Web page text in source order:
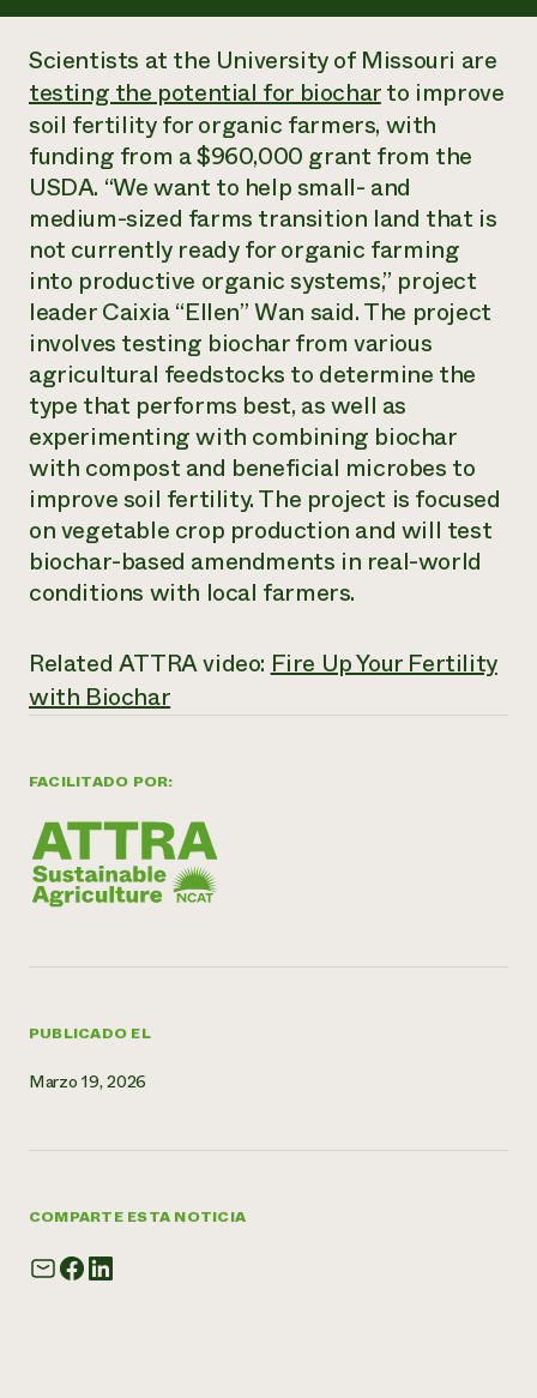
Informes anuales y financieros
Informe de
impacto 2024
LEER EL INFORME
Latinos en la agricultura
Sistemas alimentarios locales
Agricultura urbana
Las mujeres en la agricultura
Evento anual de reciclaje de productos electrónicos
Programa de descuentos de NorthWestern Energy
Servicios energéticos comerciales
Servicios energéticos residenciales
LIHEAP
Centro de intercambio de información AgriSolar
Blog
Podcasts
Publicaciones
Cursos cortos
Vídeos
Oportunidades de financiación
Noticias
Internship Hub
Buscar prácticas
Contratar a un becario
Llame a la
directa de
Donar
Boletín
Consultas de los medios de comunicación
Todos
contribuyen a la
resiliencia de la
comunidad.
DONAR AHORA
FACILITADO POR:
PUBLICADO EL
Marzo 19, 2026
COMPARTE ESTA NOTICIA
Scientists at the University of Missouri are
testing the potential for biocharto improve
soil fertility for organic farmers, with
funding from a $960,000 grant from the
USDA. “We want to help small- and
medium-sized farms transition land that is
not currently ready for organic farming
into productive organic systems,” project
leader Caixia “Ellen” Wan said. The project
involves testing biochar from various
agricultural feedstocks to determine the
type that performs best, as well as
experimenting with combining biochar
with compost and beneficial microbes to
improve soil fertility. The project is focused
on vegetable crop production and will test
biochar-based amendments in real-world
conditions with local farmers.
Related ATTRA video:Fire Up Your Fertility
with Biochar